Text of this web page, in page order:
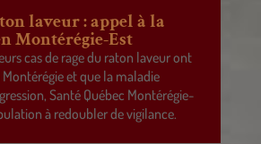
laveur : appel à la
Montérégie-Est
cas de rage du raton laveur ont
et que la maladie
Santé Québec Montérégie-
à redoubler de vigilance.